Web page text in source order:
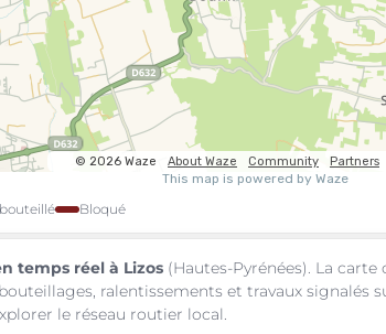
Bloqué
temps réel à Lizos (Hautes-Pyrénées). La carte
ralentissements et travaux signalés
le réseau routier local.